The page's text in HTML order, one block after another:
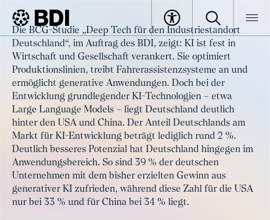
BDI Artikel
Artikel
KI und KI-basierte Robotik:
Deutschlands Rennen um die
technologische Zukunft
Die BCG-Studie „Deep Tech für den Industriestandort
Deutschland“, im Auftrag des BDI, zeigt: KI ist fest in
Wirtschaft und Gesellschaft verankert. Sie optimiert
Produktionslinien, treibt Fahrerassistenzsysteme an und
ermöglicht generative Anwendungen. Doch bei der
Entwicklung grundlegender KI-Technologien – etwa
Large Language Models – liegt Deutschland deutlich
hinter den USA und China. Der Anteil Deutschlands am
Markt für KI-Entwicklung beträgt lediglich rund 2 %.
Deutlich besseres Potenzial hat Deutschland hingegen im
Anwendungsbereich. So sind 39 % der deutschen
Unternehmen mit dem bisher erzielten Gewinn aus
generativer KI zufrieden, während diese Zahl für die USA
nur bei 33 % und für China bei 34 % liegt.